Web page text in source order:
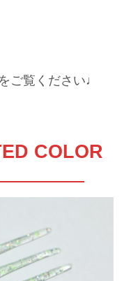
ご覧ください♩
COLOR